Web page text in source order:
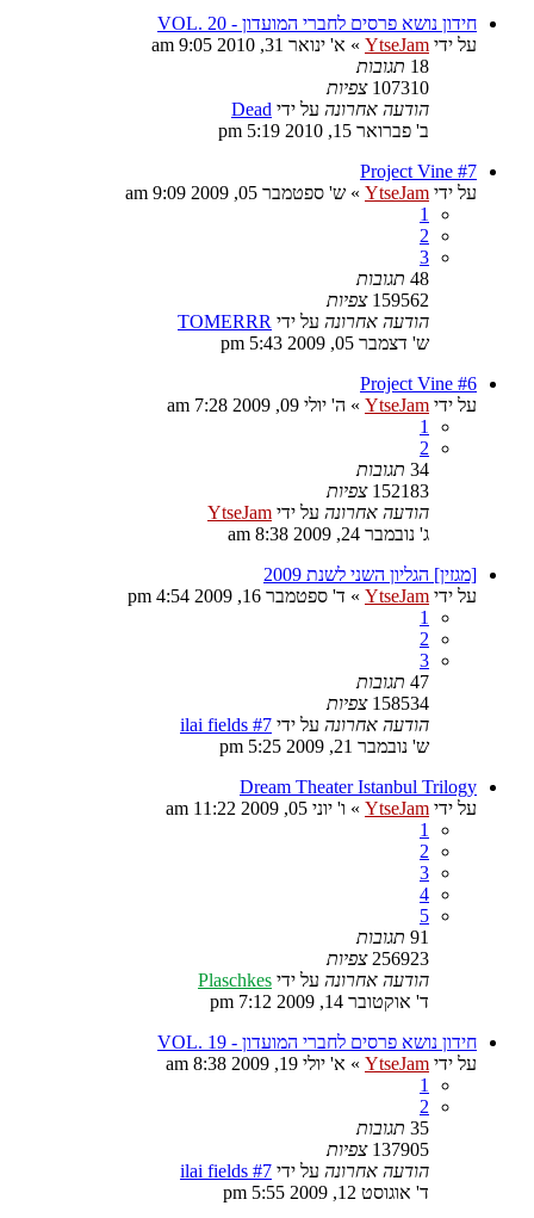
חידון נושא פרסים לחברי המועדון - VOL. 20
על ידי YtseJam
» א' ינואר 31, 2010 9:05 am
18 תגובות
107310 צפיות
הודעה אחרונה על ידי Dead
ב' פברואר 15, 2010 5:19 pm
Project Vine #7
על ידי YtseJam
» ש' ספטמבר 05, 2009 9:09 am
1
2
3
48 תגובות
159562 צפיות
הודעה אחרונה על ידי TOMERRR
ש' דצמבר 05, 2009 5:43 pm
Project Vine #6
על ידי YtseJam
» ה' יולי 09, 2009 7:28 am
1
2
34 תגובות
152183 צפיות
הודעה אחרונה על ידי YtseJam
ג' נובמבר 24, 2009 8:38 am
[מגזין] הגליון השני לשנת 2009
על ידי YtseJam
» ד' ספטמבר 16, 2009 4:54 pm
1
2
3
47 תגובות
158534 צפיות
הודעה אחרונה על ידי ilai fields #7
ש' נובמבר 21, 2009 5:25 pm
Dream Theater Istanbul Trilogy
על ידי YtseJam
» ו' יוני 05, 2009 11:22 am
1
2
3
4
5
91 תגובות
256923 צפיות
הודעה אחרונה על ידי Plaschkes
ד' אוקטובר 14, 2009 7:12 pm
חידון נושא פרסים לחברי המועדון - VOL. 19
על ידי YtseJam
» א' יולי 19, 2009 8:38 am
1
2
35 תגובות
137905 צפיות
הודעה אחרונה על ידי ilai fields #7
ד' אוגוסט 12, 2009 5:55 pm